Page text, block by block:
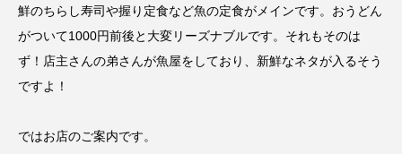
鮮のちらし寿司や握り定食など魚の定食がメインです。おうどん
がついて1000円前後と大変リーズナブルです。それもそのは
ず！店主さんの弟さんが魚屋をしており、新鮮なネタが入るそう
ですよ！
ではお店のご案内です。